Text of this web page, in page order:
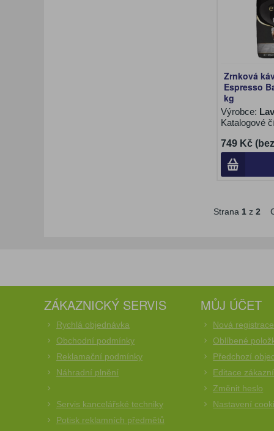
Zrnková
Espresso
kg
Výrobce:
Katalogové
749 Kč
Strana 1z 2
ZÁKAZNICKÝ SERVIS
Rychlá objednávka
Obchodní podmínky
Reklamační podmínky
Náhradní plnění
Servis kancelářské techniky
Potisk reklamních předmětů
MŮJ ÚČET
Nová registrace
Oblíbené
Předchozí
Editace
Změnit heslo
Nastavení